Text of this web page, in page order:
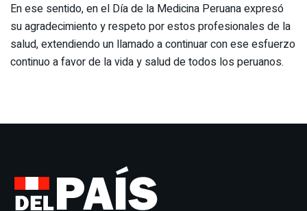
En ese sentido, en el Día de la Medicina Peruana expresó
su agradecimiento y respeto por estos profesionales de la
salud, extendiendo un llamado a continuar con ese esfuerzo
continuo a favor de la vida y salud de todos los peruanos.